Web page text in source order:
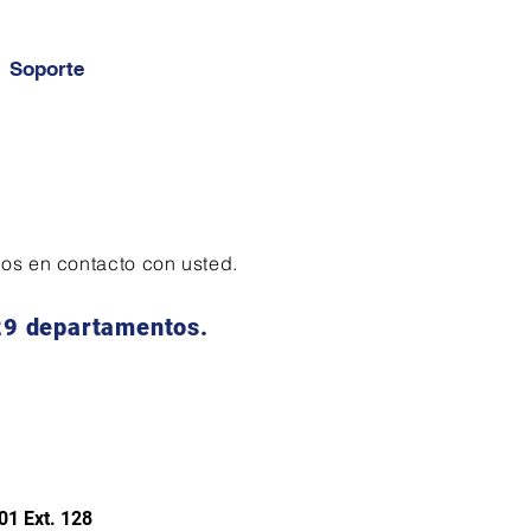
Soporte
en contacto con usted.
departamentos.
Ext. 128